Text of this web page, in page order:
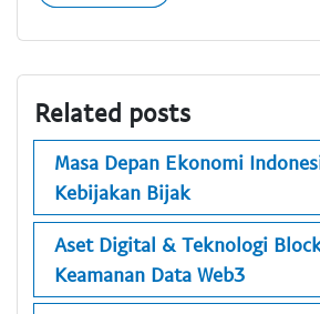
Related posts
Masa Depan Ekonomi
Kebijakan Bijak
Aset Digital & Teknologi
Keamanan Data Web3